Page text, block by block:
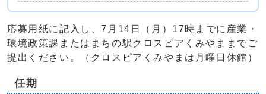
応募用紙に記入し、7月14日（月）17時までに産業・
環境政策課またはまちの駅クロスピアくみやままでご
提出ください。（クロスピアくみやまは月曜日休館）
任期